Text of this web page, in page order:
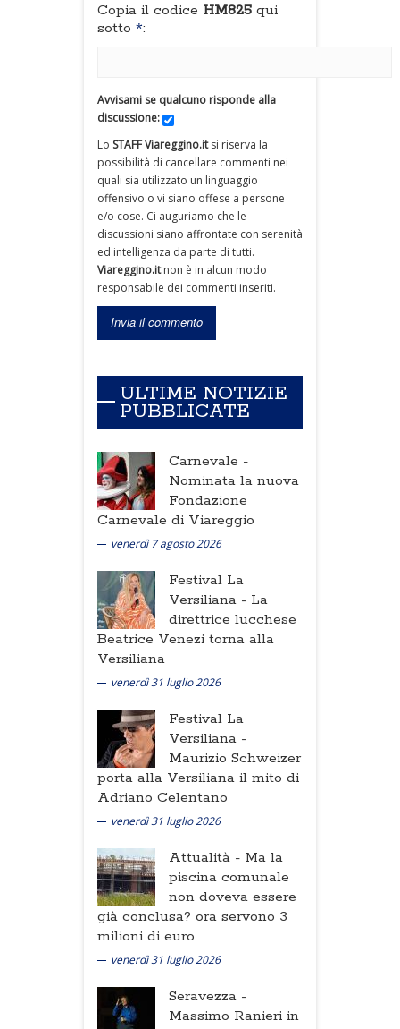
Copia il codice HM825 qui
sotto *:
Avvisami se qualcuno risponde alla
discussione:
Lo STAFF Viareggino.itsi riserva la
possibilità di cancellare commenti nei
quali sia utilizzato un linguaggio
offensivo o vi siano offese a persone
e/o cose. Ci auguriamo che le
discussioni siano affrontate con serenità
ed intelligenza da parte di tutti.
Viareggino.itnon è in alcun modo
responsabile dei commenti inseriti.
ULTIME NOTIZIE
PUBBLICATE
Carnevale -
Nominata la nuova
Fondazione
Carnevale di Viareggio
venerdì 7 agosto 2026
Festival La
Versiliana - La
direttrice lucchese
Beatrice Venezi torna alla
Versiliana
venerdì 31 luglio 2026
Festival La
Versiliana -
Maurizio Schweizer
porta alla Versiliana il mito di
Adriano Celentano
venerdì 31 luglio 2026
Attualità - Ma la
piscina comunale
non doveva essere
già conclusa? ora servono 3
milioni di euro
venerdì 31 luglio 2026
Seravezza -
Massimo Ranieri in